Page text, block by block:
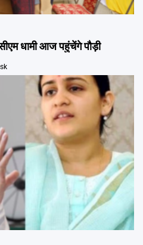
धामी आज पहुंचेंगे पौड़ी